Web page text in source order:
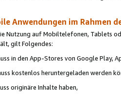
Anwendungen im Rahmen
Nutzung auf Mobiltelefonen, Tablets
gilt Folgendes:
in den App-Stores von Google Play,
kostenlos heruntergeladen werden
originäre Inhalte haben,